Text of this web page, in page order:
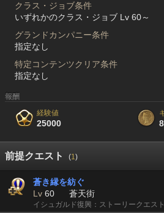
クラス・ジョブ条件
いずれかのクラス・ジョブ Lv 60～
グランドカンパニー条件
指定なし
特定コンテンツクリア条件
指定なし
報酬
経験値
25000
前提クエスト (1)
蒼き縁を紡ぐ
Lv 60 蒼天街
イシュガルド復興：ストーリークエスト